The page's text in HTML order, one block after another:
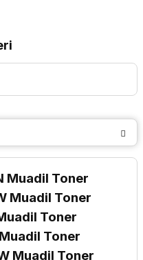
Muadil Toner
Muadil Toner
Toner
Toner
Muadil Toner